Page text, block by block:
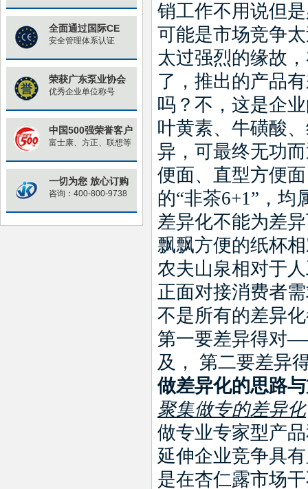
全面通过国际CE
安全管理体系认证
荣获广东泵业协会
优秀企业单位称号
中国500强荣誉客户
富士康、方正、联想等
一切为您 放心订购
咨询：400-800-9738
销工作不用说但
可能是市场竞争
太过强烈的缘故
了，推出的产品
吗？不，这是企
叶黄素、牛磺酸
异，可最终无功
便面、直型方便
的“非茶6+1” ，均
差异化不能为差
飘飘方便的纸杯
农夫山泉相对于
正面对接消费者
不是所有的差异
第一要差异得对
及，
第二要差异
做差异化的思路
聚集做专的差异化
做专业专家型产
延伸企业竞争具
是在杏仁露市场